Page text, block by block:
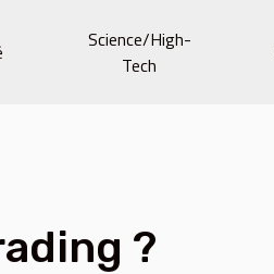
Science/High-
Tech
?